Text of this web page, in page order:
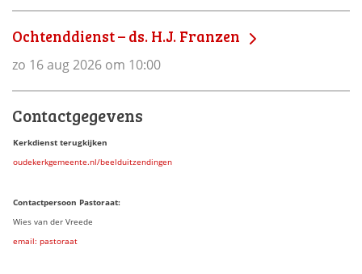
Ochtenddienst – ds. H.J. Franzen
zo 16 aug 2026 om 10:00
Contactgegevens
Kerkdienst terugkijken
oudekerkgemeente.nl/beelduitzendingen
Contactpersoon Pastoraat:
Wies van der Vreede
email: pastoraat